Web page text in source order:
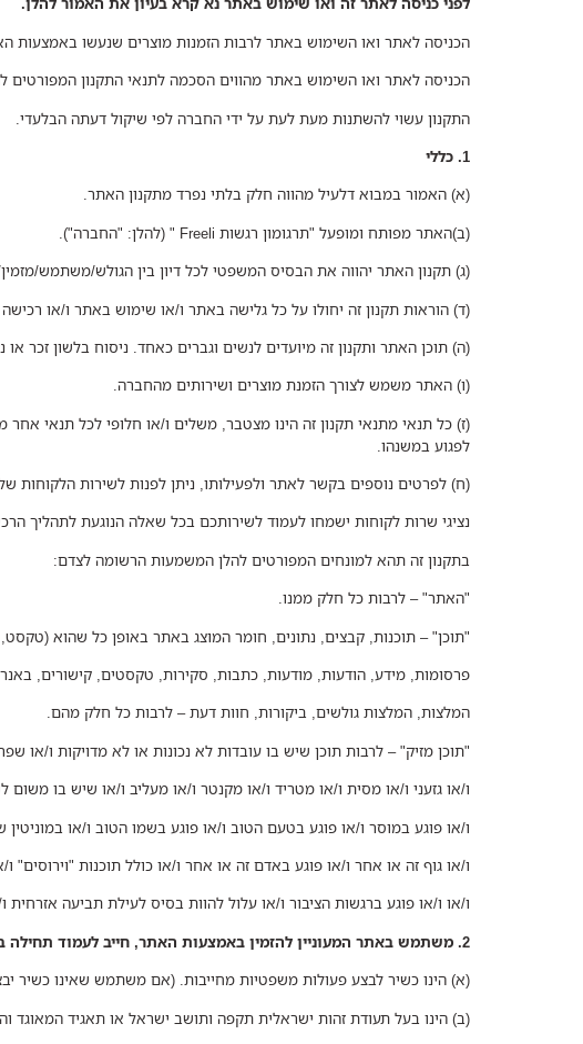
הכניסה לאתר ואו השימוש באתר לרבות הזמנות מוצרים שנעשו באמצעות
הכניסה לאתר ואו השימוש באתר מהווים הסכמה לתנאי התקנון המפורטים
התקנון עשוי להשתנות מעת לעת על ידי החברה לפי שיקול דעתה הבלעדי.
1. כללי
(א) האמור במבוא דלעיל מהווה חלק בלתי נפרד מתקנון האתר.
(ב)האתר מפותח ומופעל "תרגומון רגשות Freeli " (להלן: "החברה").
(ג) תקנון האתר יהווה את הבסיס המשפטי לכל דיון בין הגולש/משתמש/
(ד) הוראות תקנון זה יחולו על כל גלישה באתר ו/או שימוש באתר ו/או
(ה) תוכן האתר ותקנון זה מיועדים לנשים וגברים כאחד. ניסוח בלשון זכר
(ו) האתר משמש לצורך הזמנת מוצרים ושירותים מהחברה.
(ז) כל תנאי מתנאי תקנון זה הינו מצטבר, משלים ו/או חלופי לכל תנאי
לפגוע במשנהו.
(ח) לפרטים נוספים בקשר לאתר ולפעילותו, ניתן לפנות לשירות הלקוחות
נציגי שרות לקוחות ישמחו לעמוד לשירותכם בכל שאלה הנוגעת לתהליך
בתקנון זה תהא למונחים המפורטים להלן המשמעות הרשומה לצדם:
"האתר" – לרבות כל חלק ממנו.
"תוכן" – תוכנות, קבצים, נתונים, חומר המוצג באתר באופן כל שהוא (טקסט,
פרסומות, מידע, הודעות, מודעות, כתבות, סקירות, טקסטים, קישורים,
המלצות, המלצות גולשים, ביקורות, חוות דעת – לרבות כל חלק מהם.
"תוכן מזיק" – לרבות תוכן שיש בו עובדות לא נכונות או לא מדויקות ו/או
ו/או גזעני ו/או מסית ו/או מטריד ו/או מקנטר ו/או מעליב ו/או שיש בו משום
ו/או פוגע במוסר ו/או פוגע בטעם הטוב ו/או פוגע בשמו הטוב ו/או
ו/או גוף זה או אחר ו/או פוגע באדם זה או אחר ו/או כולל תוכנות "וירוסים"
ו/או ו/או פוגע ברגשות הציבור ו/או עלול להוות בסיס לעילת תביעה אזרחית
2. משתמש באתר המעוניין להזמין באמצעות האתר, חייב לעמוד תחילה בכל תנאי הסף הבסיסיים הבאים:
(א) הינו כשיר לבצע פעולות משפטיות מחייבות. (אם משתמש שאינו כשיר
(ב) הינו בעל תעודת זהות ישראלית תקפה ותושב ישראל או תאגיד המאוגד